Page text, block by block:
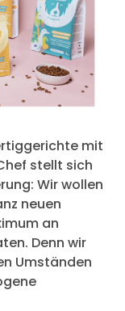
mit
stellt sich
Wir wollen
neuen
an
Denn wir
Umständen